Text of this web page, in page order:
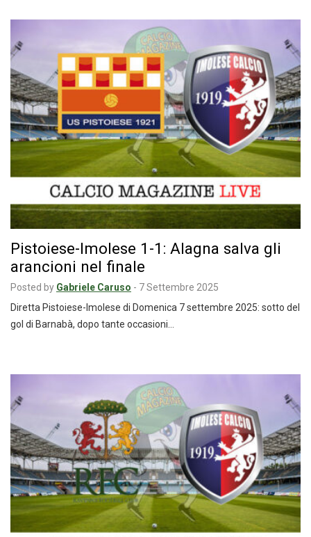
Pistoiese-Imolese 1-1: Alagna salva gli
arancioni nel finale
Posted by Gabriele Caruso - 7 Settembre 2025
Diretta Pistoiese-Imolese di Domenica 7 settembre 2025: sotto del
gol di Barnabà, dopo tante occasioni…